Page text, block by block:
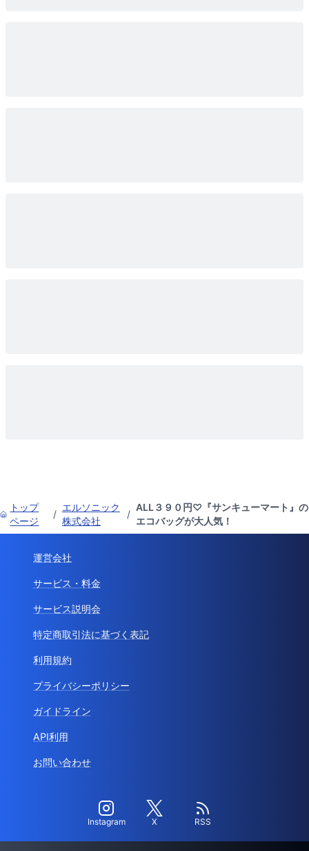
トップ
ページ
/
エルソニック
株式会社
/
ALL３９０円♡『サンキューマート』の
エコバッグが大人気！
運営会社
サービス・料金
サービス説明会
特定商取引法に基づく表記
利用規約
プライバシーポリシー
ガイドライン
API利用
お問い合わせ
Instagram X RSS